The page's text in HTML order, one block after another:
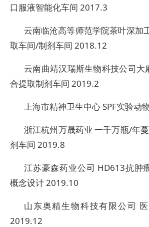
口服液智能化车间 2017.3
云南临沧高等师范学院茶叶深加
取车间/制剂车间 2018.12
云南曲靖汉瑞斯生物科技公司大
合提取制剂车间 2019.2
上海市精神卫生中心 SPF实验动
浙江杭州万晟药业 一千万瓶/年
剂车间 2019.8
江苏豪森药业公司 HD613抗肿
概念设计 2019.10
山东奥精生物科技有限公司
2019.12